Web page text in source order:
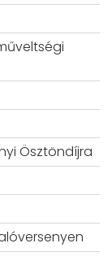
Ösztöndíjra